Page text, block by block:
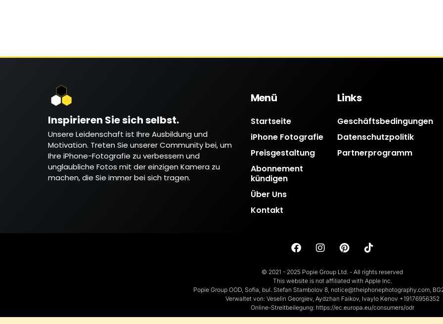
Inspirieren Sie sich selbst.
Unsere Leidenschaft ist Ihre Ausbildung und
Motivation. Treten Sie unserer Community bei, um
Ihre iPhone-Fotografie zu verbessern und
unglaubliche Fotos mit der einzigen Kamera zu
machen, die Sie immer bei sich tragen.
Menü
Startseite
iPhone Fotografie
Preisgestaltung
Abonnement
kündigen
Über Uns
Kontakt
Links
Geschäftsbedingungen
Datenschutzpolitik
Partnerprogramm
© 2021 - 2025 Popie Group Ltd. - All rights reserved
This website is not affiliated with Apple Inc.
Popie Group OOD, Sofia, bul. Stefan Stambolov 8, notice@theiphonephotography.com,
Verwaltet von: Veselin Georgiev, Aydzhan Faikov, Ivaylo Kenov +19176956352
Online-Streitbeilegung: https://ec.europa.eu/consumers/odr